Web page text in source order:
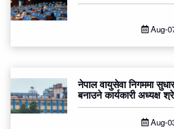
Aug-
नेपाल वायुसेवा निगममा
बनाउने कार्यकारी अध्यक्ष
Aug-